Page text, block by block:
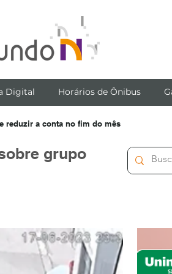
Digital Horários de Ônibus
reduzir a conta no fim do mês
grupo